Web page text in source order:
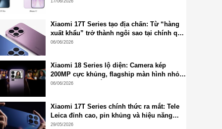
Xiaomi 17T Series tạo địa chấn: Từ “hàng
xuất khẩu” trở thành ngôi sao tại chính quê
nhà Trung Quốc
06/06/2026
Xiaomi 18 Series lộ diện: Camera kép
200MP cực khủng, flagship màn hình nhỏ
2K chuẩn mới sắp xuất hiện
06/06/2026
Xiaomi 17T Series chính thức ra mắt: Tele
Leica đỉnh cao, pin khủng và hiệu năng
flagship thế hệ mới
29/05/2026